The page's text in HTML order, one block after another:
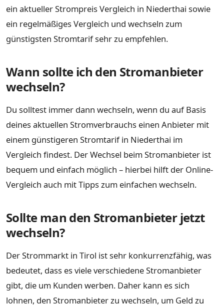
ein aktueller Strompreis Vergleich in Niederthai sowie
ein regelmäßiges Vergleich und wechseln zum
günstigsten Stromtarif sehr zu empfehlen.
Wann sollte ich den Stromanbieter
wechseln?
Du solltest immer dann wechseln, wenn du auf Basis
deines aktuellen Stromverbrauchs einen Anbieter mit
einem günstigeren Stromtarif in Niederthai im
Vergleich findest. Der Wechsel beim Stromanbieter ist
bequem und einfach möglich – hierbei hilft der Online-
Vergleich auch mit Tipps zum einfachen wechseln.
Sollte man den Stromanbieter jetzt
wechseln?
Der Strommarkt in Tirol ist sehr konkurrenzfähig, was
bedeutet, dass es viele verschiedene Stromanbieter
gibt, die um Kunden werben. Daher kann es sich
lohnen, den Stromanbieter zu wechseln, um Geld zu